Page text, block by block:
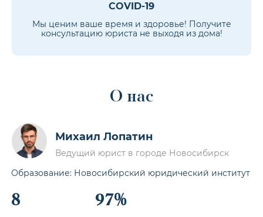
COVID-19
Мы ценим ваше время и здоровье! Получите
консультацию юриста не выходя из дома!
О нас
Михаил Лопатин
Ведущий юрист в городе Новосибирск
Образование: Новосибирский юридический институт
8 97%